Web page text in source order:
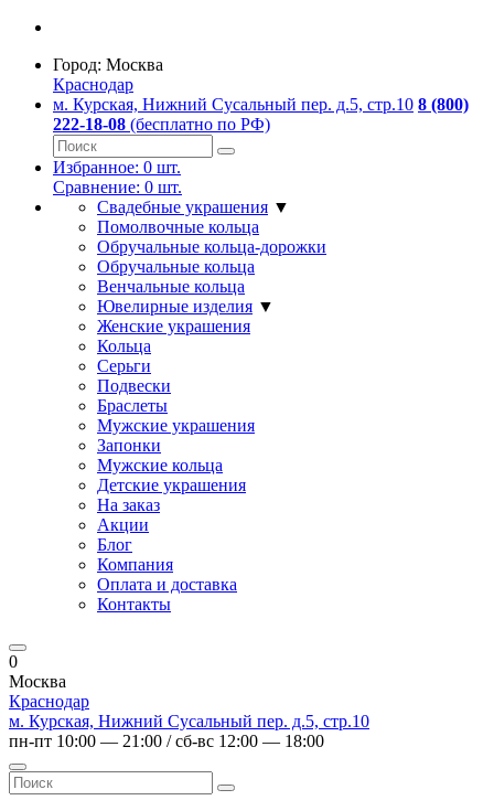
Город: Москва
Краснодар
м. Курская, Нижний Сусальный пер. д.5, стр.10 8 (800)
222-18-08 (бесплатно по РФ)
Избранное: 0 шт.
Сравнение: 0 шт.
Свадебные украшения ▼
Помолвочные кольца
Обручальные кольца-дорожки
Обручальные кольца
Венчальные кольца
Ювелирные изделия ▼
Женские украшения
Кольца
Серьги
Подвески
Браслеты
Мужские украшения
Запонки
Мужские кольца
Детские украшения
На заказ
Акции
Блог
Компания
Оплата и доставка
Контакты
0
Москва
Краснодар
м. Курская, Нижний Сусальный пер. д.5, стр.10
пн-пт 10:00 — 21:00 / сб-вс 12:00 — 18:00